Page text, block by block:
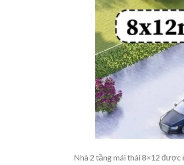
Nhà 2 tầng mái thái 8×12 được